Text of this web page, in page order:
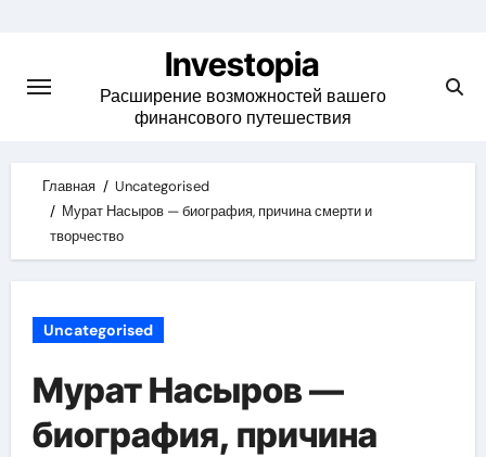
content
Investopia
Расширение возможностей вашего
финансового путешествия
Главная
Uncategorised
Мурат Насыров — биография, причина смерти и
творчество
Uncategorised
Мурат Насыров —
биография, причина